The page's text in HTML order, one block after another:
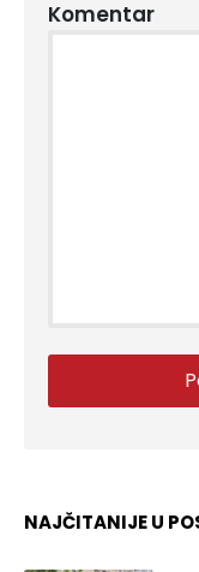
Komentar
NAJČITANIJE U